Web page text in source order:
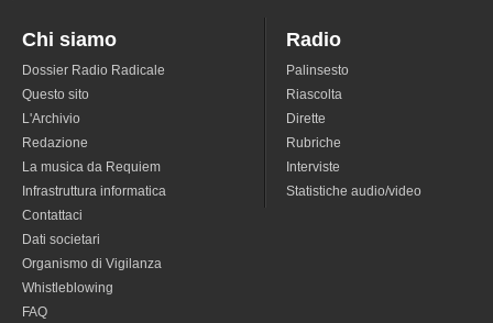
Chi siamo
Dossier Radio Radicale
Questo sito
L'Archivio
Redazione
La musica da Requiem
Infrastruttura informatica
Contattaci
Dati societari
Organismo di Vigilanza
Whistleblowing
FAQ
Radio
Palinsesto
Riascolta
Dirette
Rubriche
Interviste
Statistiche audio/video